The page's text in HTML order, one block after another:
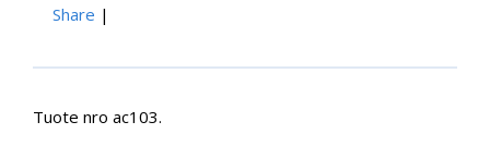
Share |
Tuote nro ac103.